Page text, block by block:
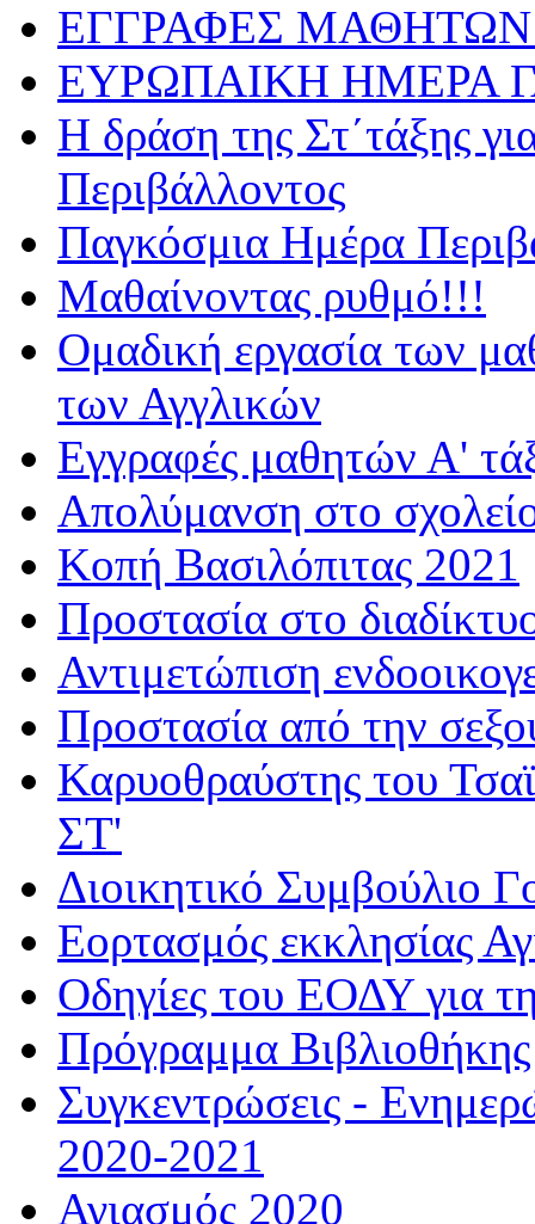
ΕΓΓΡΑΦΕΣ ΜΑΘΗΤΩΝ
ΕΥΡΩΠΑΙΚΗ ΗΜΕΡΑ
Η δράση της Στ΄τάξης
Περιβάλλοντος
Παγκόσμια Ημέρα
Μαθαίνοντας ρυθμό!!!
Ομαδική εργασία των
των Αγγλικών
Εγγραφές μαθητών Α'
Απολύμανση στο
Κοπή Βασιλόπιτας 2021
Προστασία στο
Αντιμετώπιση
Προστασία από την
Καρυοθραύστης του
ΣΤ'
Διοικητικό Συμβούλιο
Εορτασμός εκκλησίας
Οδηγίες του ΕΟΔΥ για
Πρόγραμμα
Συγκεντρώσεις -
2020-2021
Αγιασμός 2020